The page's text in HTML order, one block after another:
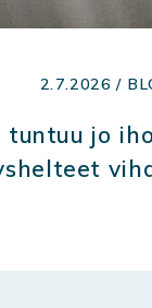
2.7.2026 /
tuntuu jo